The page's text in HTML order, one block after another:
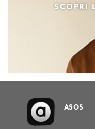
SCOPRI
ASOS